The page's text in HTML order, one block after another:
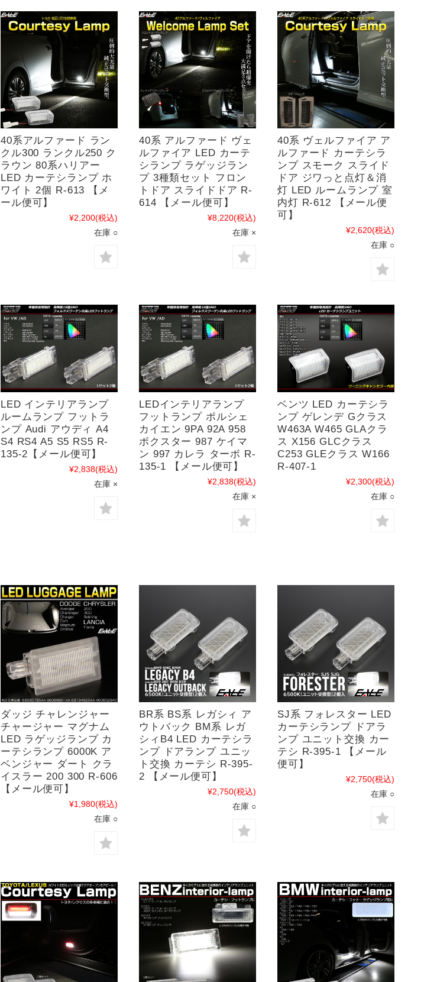
40系アルファード ラン
クル300 ランクル250 ク
ラウン 80系ハリアー
LED カーテシランプ ホ
ワイト 2個 R-613 【メ
ール便可】
¥2,200(税込)
在庫 ○
40系 アルファード ヴェ
ルファイア LED カーテ
シランプ ラゲッジラン
プ 3種類セット フロン
トドア スライドドア R-
614 【メール便可】
¥8,220(税込)
在庫 ×
40系 ヴェルファイア ア
ルファード カーテシラ
ンプ スモーク スライド
ドア ジワっと点灯＆消
灯 LED ルームランプ 室
内灯 R-612 【メール便
可】
¥2,620(税込)
在庫 ○
LED インテリアランプ
ルームランプ フットラ
ンプ Audi アウディ A4
S4 RS4 A5 S5 RS5 R-
135-2【メール便可】
¥2,838(税込)
在庫 ×
LEDインテリアランプ
フットランプ ポルシェ
カイエン 9PA 92A 958
ボクスター 987 ケイマ
ン 997 カレラ ターボ R-
135-1 【メール便可】
¥2,838(税込)
在庫 ×
ベンツ LED カーテシラ
ンプ ゲレンデ Gクラス
W463A W465 GLAクラ
ス X156 GLCクラス
C253 GLEクラス W166
R-407-1
¥2,300(税込)
在庫 ○
ダッジ チャレンジャー
チャージャー マグナム
LED ラゲッジランプ カ
ーテシランプ 6000K ア
ベンジャー ダート クラ
イスラー 200 300 R-606
【メール便可】
¥1,980(税込)
在庫 ○
BR系 BS系 レガシィ ア
ウトバック BM系 レガ
シィB4 LED カーテシラ
ンプ ドアランプ ユニッ
ト交換 カーテシ R-395-
2 【メール便可】
¥2,750(税込)
在庫 ○
SJ系 フォレスター LED
カーテシランプ ドアラ
ンプ ユニット交換 カー
テシ R-395-1 【メール
便可】
¥2,750(税込)
在庫 ○